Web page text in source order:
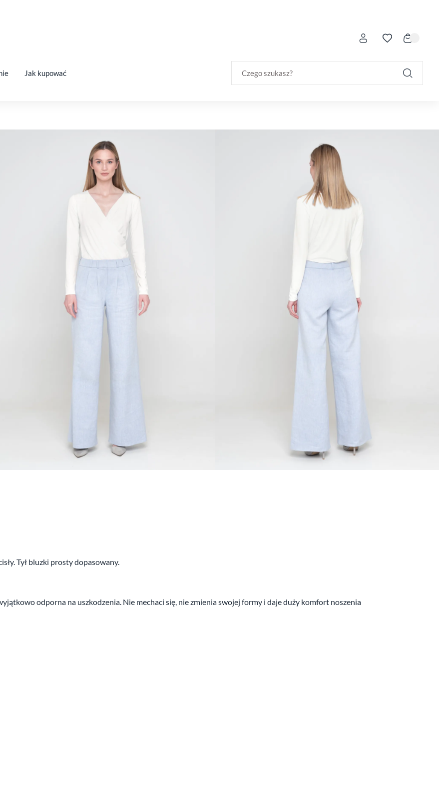
Jak kupować Czego szukasz?
Tył bluzki prosty dopasowany.
odporna na uszkodzenia. Nie mechaci się, nie zmienia swojej formy i daje duży komfort noszenia